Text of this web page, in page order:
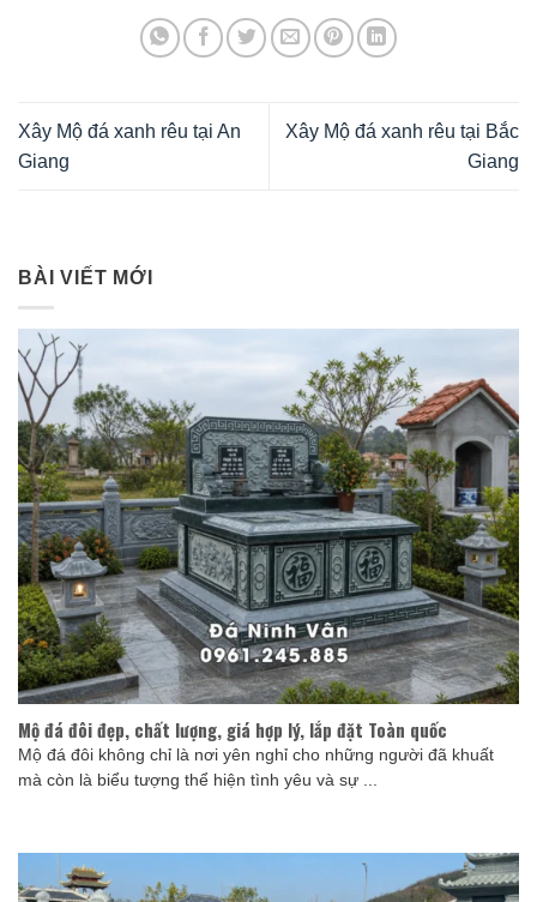
Xây Mộ đá xanh rêu tại An
Giang
Xây Mộ đá xanh rêu tại Bắc
Giang
BÀI VIẾT MỚI
Mộ đá đôi đẹp, chất lượng, giá hợp lý, lắp đặt Toàn quốc
Mộ đá đôi không chỉ là nơi yên nghỉ cho những người đã khuất
mà còn là biểu tượng thể hiện tình yêu và sự ...